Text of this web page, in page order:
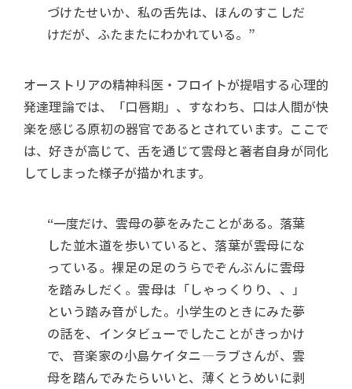
づけたせいか、私の舌先は、ほんのすこしだ
けだが、ふたまたにわかれている。”
オーストリアの精神科医・フロイトが提唱する心理的
発達理論では、「口唇期」、すなわち、口は人間が快
楽を感じる原初の器官であるとされています。ここで
は、好きが高じて、舌を通じて雲母と著者自身が同化
してしまった様子が描かれます。
“一度だけ、雲母の夢をみたことがある。落葉
した並木道を歩いていると、落葉が雲母にな
っている。裸足の足のうらでぞんぶんに雲母
を踏みしだく。雲母は「しゃっくりり、、」
という踏み音がした。小学生のときにみた夢
の話を、インタビューでしたことがきっかけ
で、音楽家の小島ケイタニ―ラブさんが、雲
母を踏んでみたらいいと、薄くとうめいに剥